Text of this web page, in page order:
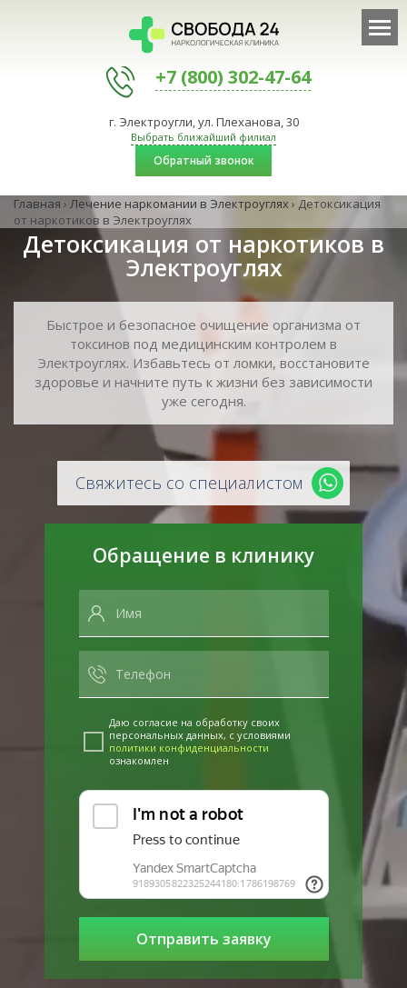
+7 (800) 302-47-64
г. Электроугли, ул. Плеханова, 30
Выбрать ближайший филиал
Обратный звонок
Главная › Лечение наркомании в Электроуглях› Детоксикация
от наркотиков в Электроуглях
Детоксикация от наркотиков в
Электроуглях
Быстрое и безопасное очищение организма от
токсинов под медицинским контролем в
Электроуглях. Избавьтесь от ломки, восстановите
здоровье и начните путь к жизни без зависимости
уже сегодня.
Свяжитесь со специалистом
Обращение в клинику
Даю согласие на обработку своих
персональных данных, с условиями
политики конфиденциальности
ознакомлен